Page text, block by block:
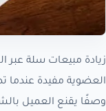
زيادة مبيعات سلة عبر
العضوية مفيدة عندما
وصفًا يقنع العميل